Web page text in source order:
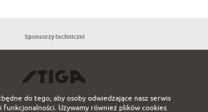
Sponsorzy techniczni
do tego, aby osoby odwiedzające nasz serwis
funkcjonalności. Używamy również plików cookies